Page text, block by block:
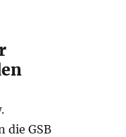
die GSB